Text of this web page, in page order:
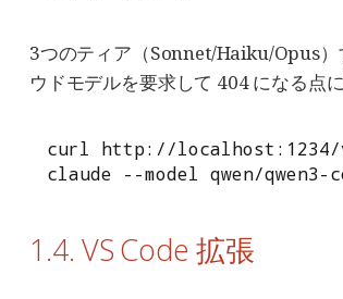
3つのティア（Sonnet/Haiku/Opus）
ウドモデルを要求して 404 になる点
curl http://localhost:1234/
claude --model qwen/qwen3-
1.4. VS Code 拡張